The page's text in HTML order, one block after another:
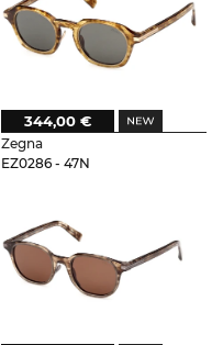
Zegna
EZ0286 - 47N
344,00 €